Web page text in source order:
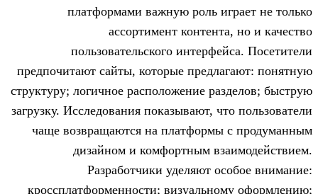
платформами важную роль
ассортимент
пользовательского
предпочитают сайты, которые
структуру; логичное расположение
загрузку. Исследования показывают,
чаще возвращаются на
дизайном и комфортным
Разработчики уделяют
кроссплатформенности;